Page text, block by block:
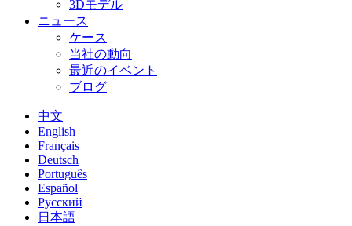
3Dモデル
ニュース
ケース
当社の動向
最近のイベント
ブログ
中文
English
Français
Deutsch
Português
Español
Русский
日本語